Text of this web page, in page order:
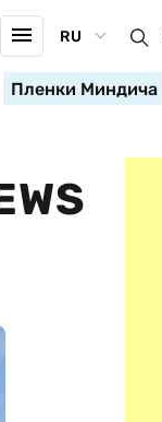
RU
Пленки Миндича